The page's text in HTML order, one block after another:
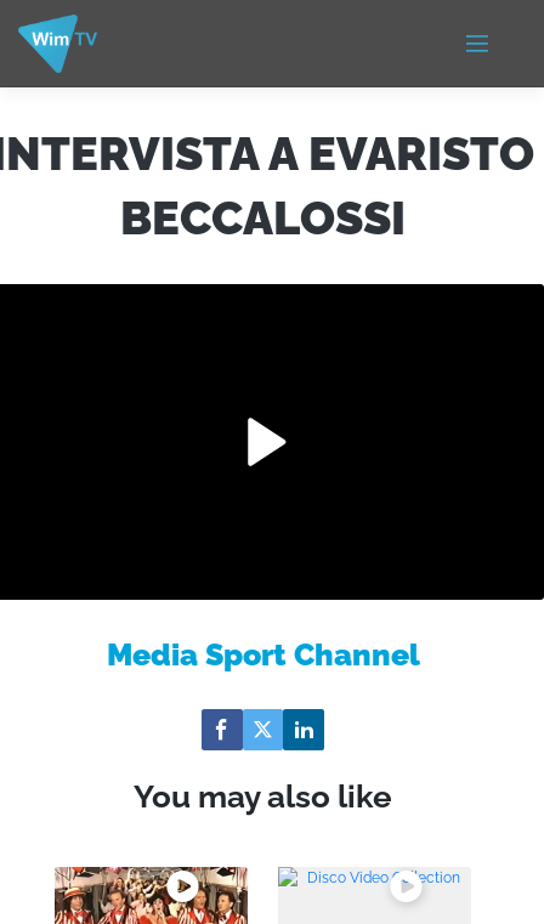
A EVARISTO
BECCALOSSI
Media Sport Channel
You may also like